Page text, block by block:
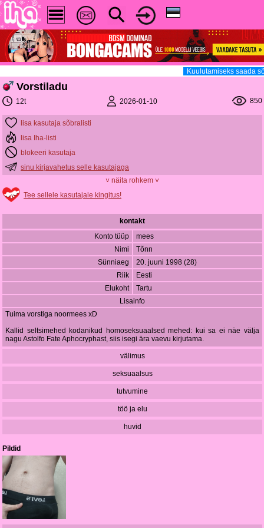
Kuulutamiseks saada
Vorstiladu
12t 2026-01-10 850
lisa kasutaja sõbralisti
lisa Iha-listi
blokeeri kasutaja
sinu kirjavahetus selle kasutajaga
˅ näita rohkem ˅
Tee sellele kasutajale kingitus!
kontakt
Konto tüüp
mees
Nimi
Tõnn
Sünniaeg
20. juuni 1998 (28)
Riik
Eesti
Elukoht
Tartu
Lisainfo
Tuima vorstiga noormees xD
Kallid seltsimehed kodanikud homoseksuaalsed mehed: kui sa ei näe välja
nagu Astolfo Fate Aphocryphast, siis isegi ära vaevu kirjutama.
välimus
seksuaalsus
tutvumine
töö ja elu
huvid
Pildid